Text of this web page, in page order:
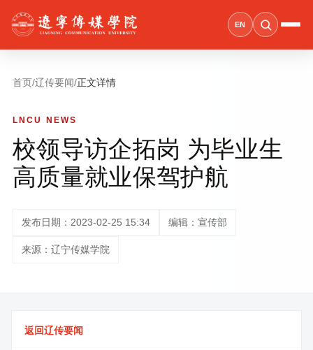
EN
首页/辽传要闻/正文详情
LNCU NEWS
校领导访企拓岗 为毕业生
高质量就业保驾护航
发布日期：2023-02-25 15:34 编辑：宣传部
来源：辽宁传媒学院
返回辽传要闻